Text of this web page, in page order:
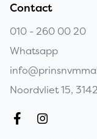
Contact
010 - 260 00 20
Whatsapp
Noordvliet 15,